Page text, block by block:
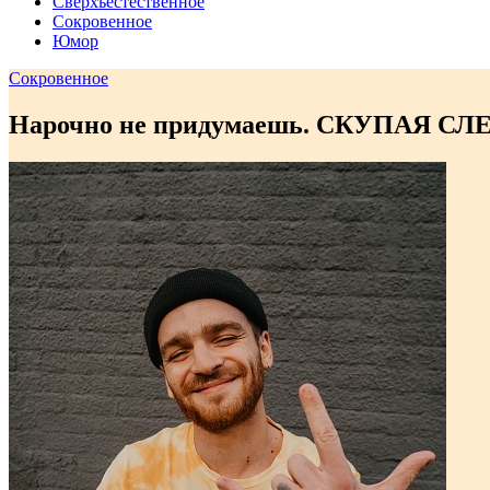
Сокровенное
Юмор
Сокровенное
Нарочно не придумаешь. СКУПАЯ